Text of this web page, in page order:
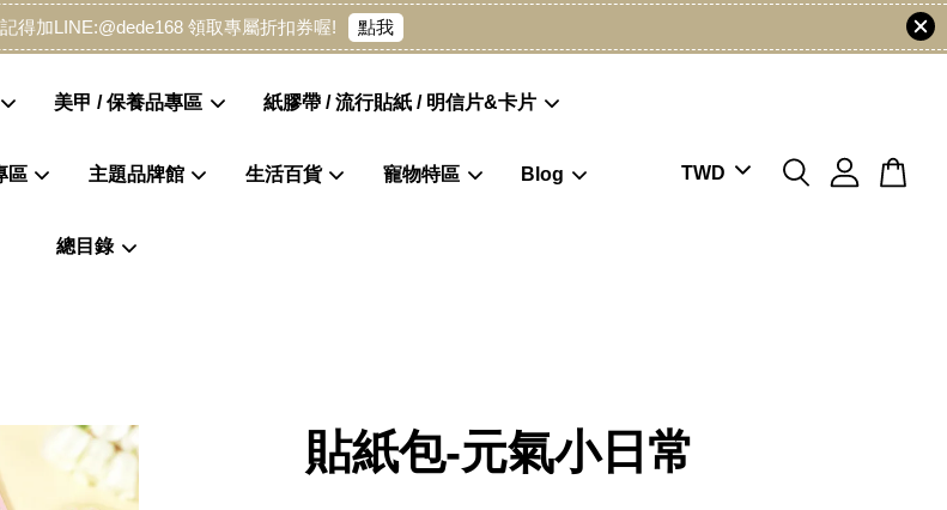
得加LINE:@dede168 領取專屬折扣券喔! 點我
美甲 / 保養品專區 紙膠帶 / 流行貼紙 / 明信片&卡片
區 主題品牌館 生活百貨 寵物特區 Blog
總目錄
貼紙包-元氣小日常